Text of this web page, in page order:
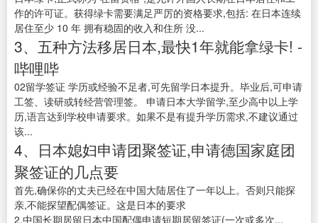
作的许可证。获得绿卡需要满足严厉的资格要求,包括: 在日本连续
居住至少 10 年 拥有稳固的收入和住所 没...
3、五种方法移居日本,最快1年就能拿绿卡! -
哔哩哔
02留学签证 学历或经验不足者,可先留学日本提升。毕业后,可申请
工签、读研或转经营管理签。 申请日本大学留学,至少高中以上学
历,语言达到学校申请要求。如果不是有提升学历需求,不建议通过
该...
4、日本媳妇申请团聚签证,申请德国家庭团
聚签证的几点要
首先,确保你的丈夫已经在中国大陆居住了一年以上。否则只能探
亲,不能探望配偶签证。这是日本的要求
2.中国长期居留日本中国配偶申请短期居留签证(一次或多次...